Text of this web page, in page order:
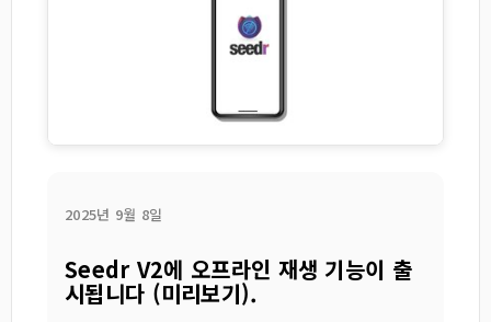
2025년 9월 8일
Seedr V2에 오프라인 재생 기능이 출
시됩니다 (미리보기).